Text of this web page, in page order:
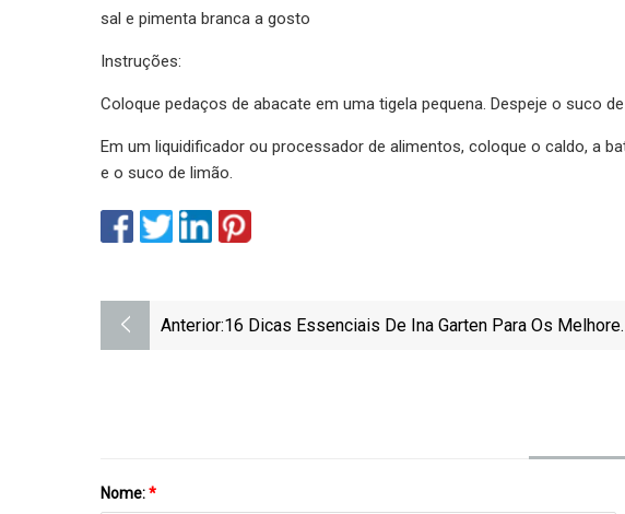
sal e pimenta branca a gosto
Instruções:
Coloque pedaços de abacate em uma tigela pequena. Despeje o suco
Em um liquidificador ou processador de alimentos, coloque o caldo, a
e o suco de limão.
Anterior:16 Dicas Essenciais De Ina Garten Para Os
Nome:*